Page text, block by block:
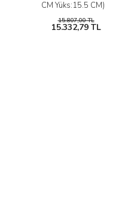
CM Yüks:15.5 CM)
15.807,00 TL
15.332,79 TL